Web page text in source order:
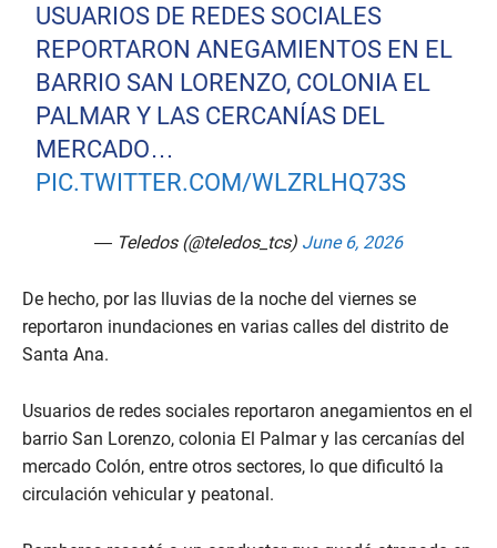
USUARIOS DE REDES SOCIALES
REPORTARON ANEGAMIENTOS EN EL
BARRIO SAN LORENZO, COLONIA EL
PALMAR Y LAS CERCANÍAS DEL
MERCADO…
PIC.TWITTER.COM/WLZRLHQ73S
— Teledos (@teledos_tcs) June 6, 2026
De hecho, por las lluvias de la noche del viernes se
reportaron inundaciones en varias calles del distrito de
Santa Ana.
Usuarios de redes sociales reportaron anegamientos en el
barrio San Lorenzo, colonia El Palmar y las cercanías del
mercado Colón, entre otros sectores, lo que dificultó la
circulación vehicular y peatonal.